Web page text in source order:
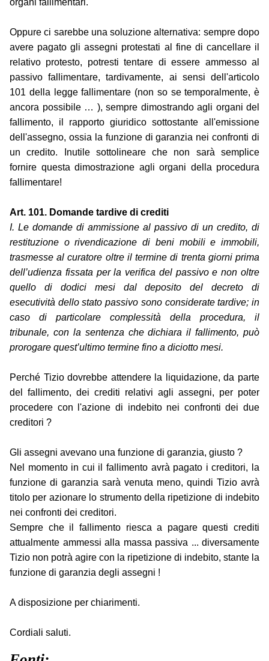
organi fallimentari.
Oppure ci sarebbe una soluzione alternativa: sempre dopo
avere pagato gli assegni protestati al fine di cancellare il
relativo protesto, potresti tentare di essere ammesso al
passivo fallimentare, tardivamente, ai sensi dell'articolo
101 della legge fallimentare (non so se temporalmente, è
ancora possibile … ), sempre dimostrando agli organi del
fallimento, il rapporto giuridico sottostante all'emissione
dell'assegno, ossia la funzione di garanzia nei confronti di
un credito. Inutile sottolineare che non sarà semplice
fornire questa dimostrazione agli organi della procedura
fallimentare!
Art. 101. Domande tardive di crediti
I. Le domande di ammissione al passivo di un credito, di
restituzione o rivendicazione di beni mobili e immobili,
trasmesse al curatore oltre il termine di trenta giorni prima
dell’udienza fissata per la verifica del passivo e non oltre
quello di dodici mesi dal deposito del decreto di
esecutività dello stato passivo sono considerate tardive; in
caso di particolare complessità della procedura, il
tribunale, con la sentenza che dichiara il fallimento, può
prorogare quest’ultimo termine fino a diciotto mesi.
Perché Tizio dovrebbe attendere la liquidazione, da parte
del fallimento, dei crediti relativi agli assegni, per poter
procedere con l'azione di indebito nei confronti dei due
creditori ?
Gli assegni avevano una funzione di garanzia, giusto ?
Nel momento in cui il fallimento avrà pagato i creditori, la
funzione di garanzia sarà venuta meno, quindi Tizio avrà
titolo per azionare lo strumento della ripetizione di indebito
nei confronti dei creditori.
Sempre che il fallimento riesca a pagare questi crediti
attualmente ammessi alla massa passiva ... diversamente
Tizio non potrà agire con la ripetizione di indebito, stante la
funzione di garanzia degli assegni !
A disposizione per chiarimenti.
Cordiali saluti.